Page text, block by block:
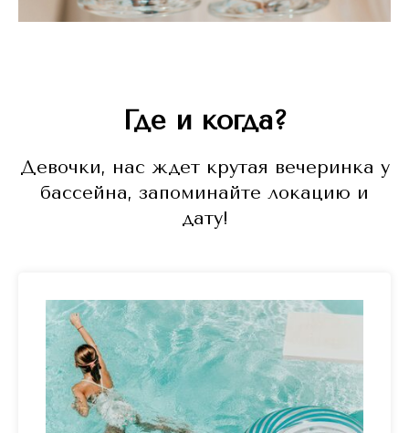
Где и когда?
Девочки, нас ждет крутая вечеринка у
бассейна, запоминайте локацию и
дату!